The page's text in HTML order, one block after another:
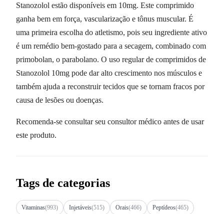
Stanozolol estão disponíveis em 10mg. Este comprimido
ganha bem em força, vascularização e tônus muscular. É
uma primeira escolha do atletismo, pois seu ingrediente ativo
é um remédio bem-gostado para a secagem, combinado com
primobolan, o parabolano. O uso regular de comprimidos de
Stanozolol 10mg pode dar alto crescimento nos músculos e
também ajuda a reconstruir tecidos que se tornam fracos por
causa de lesões ou doenças.
Recomenda-se consultar seu consultor médico antes de usar
este produto.
Tags de categorias
Vitaminas(993) Injetáveis(515) Orais(466) Peptídeos(465)